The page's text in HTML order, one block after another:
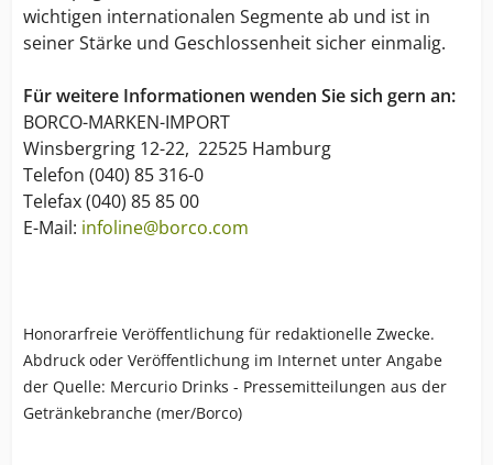
wichtigen internationalen Segmente ab und ist in
seiner Stärke und Geschlossenheit sicher einmalig.
Für weitere Informationen wenden Sie sich gern an:
BORCO-MARKEN-IMPORT
Winsbergring 12-22, 22525 Hamburg
Telefon (040) 85 316-0
Telefax (040) 85 85 00
E-Mail: infoline@borco.com
Honorarfreie Veröffentlichung für redaktionelle Zwecke.
Abdruck oder Veröffentlichung im Internet unter Angabe
der Quelle: Mercurio Drinks - Pressemitteilungen aus der
Getränkebranche (mer/Borco)